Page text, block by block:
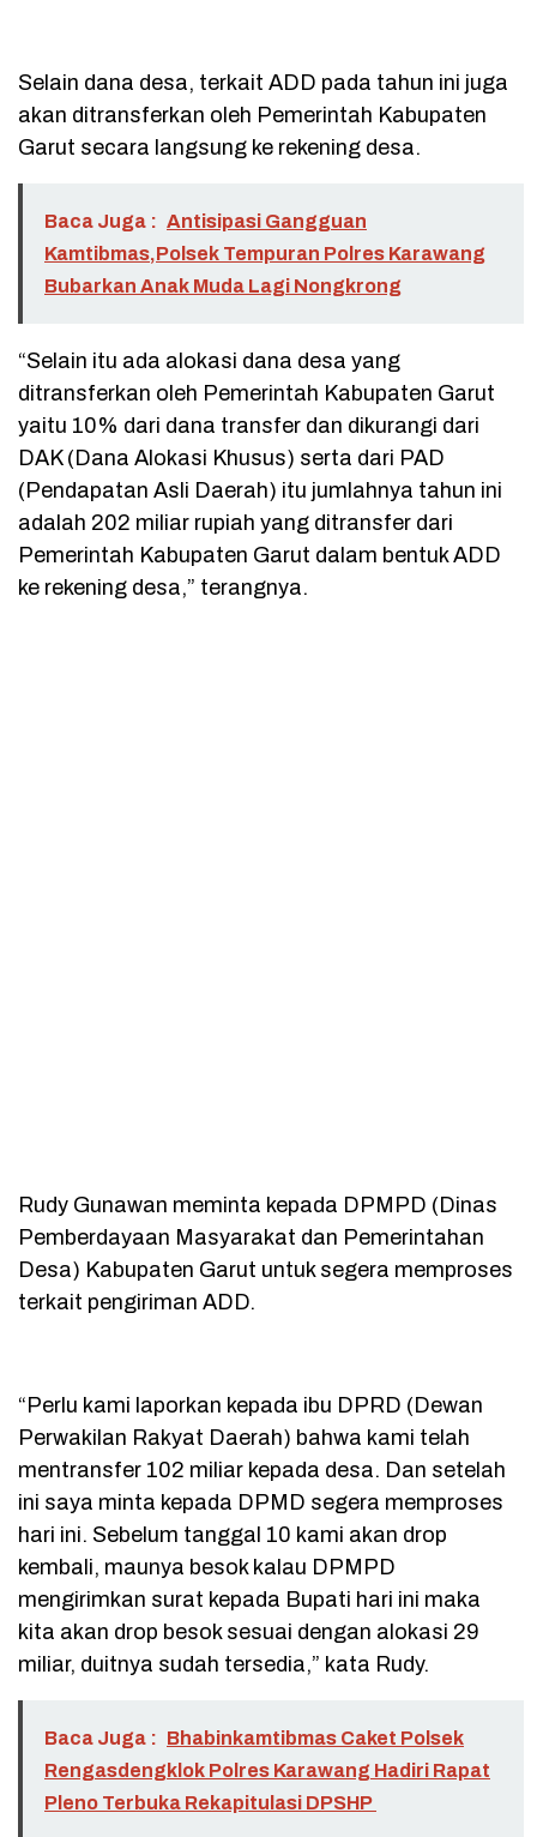
Selain dana desa, terkait ADD pada tahun ini juga
akan ditransferkan oleh Pemerintah Kabupaten
Garut secara langsung ke rekening desa.
Baca Juga : Antisipasi Gangguan
Kamtibmas,Polsek Tempuran Polres Karawang
Bubarkan Anak Muda Lagi Nongkrong
“Selain itu ada alokasi dana desa yang
ditransferkan oleh Pemerintah Kabupaten Garut
yaitu 10% dari dana transfer dan dikurangi dari
DAK (Dana Alokasi Khusus) serta dari PAD
(Pendapatan Asli Daerah) itu jumlahnya tahun ini
adalah 202 miliar rupiah yang ditransfer dari
Pemerintah Kabupaten Garut dalam bentuk ADD
ke rekening desa,” terangnya.
Rudy Gunawan meminta kepada DPMPD (Dinas
Pemberdayaan Masyarakat dan Pemerintahan
Desa) Kabupaten Garut untuk segera memproses
terkait pengiriman ADD.
“Perlu kami laporkan kepada ibu DPRD (Dewan
Perwakilan Rakyat Daerah) bahwa kami telah
mentransfer 102 miliar kepada desa. Dan setelah
ini saya minta kepada DPMD segera memproses
hari ini. Sebelum tanggal 10 kami akan drop
kembali, maunya besok kalau DPMPD
mengirimkan surat kepada Bupati hari ini maka
kita akan drop besok sesuai dengan alokasi 29
miliar, duitnya sudah tersedia,” kata Rudy.
Baca Juga : Bhabinkamtibmas Caket Polsek
Rengasdengklok Polres Karawang Hadiri Rapat
Pleno Terbuka Rekapitulasi DPSHP